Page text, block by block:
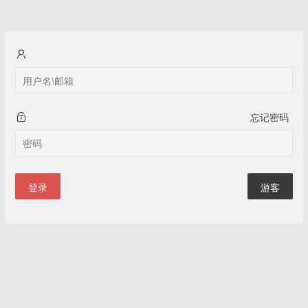
忘记密码
登录 游客